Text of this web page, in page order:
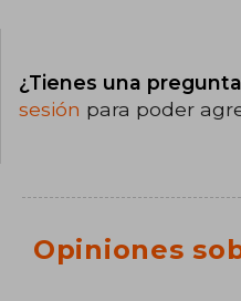
¿Tienes una
sesión para poder
Opiniones